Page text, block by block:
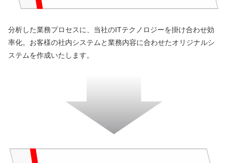
分析した業務プロセスに、当社のITテクノロジーを掛け合わせ効
率化。お客様の社内システムと業務内容に合わせたオリジナルシ
ステムを作成いたします。